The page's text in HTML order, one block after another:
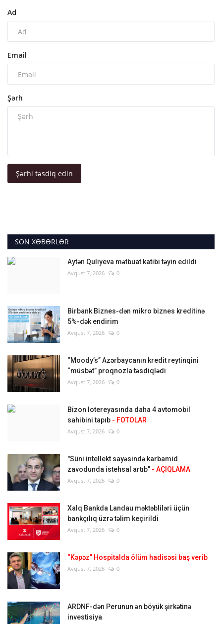
Ad
Email
Şərh
Şərhi təsdiq edin
SON XƏBƏRLƏR
Aytən Quliyeva mətbuat katibi təyin edildi
Avqust 7, 2026 0
Birbank Biznes-dən mikro biznes kreditinə
5%-dək endirim
Avqust 7, 2026 0
“Moody’s” Azərbaycanın kredit reytinqini
“müsbət” proqnozla təsdiqlədi
Avqust 7, 2026 0
Bizon lotereyasında daha 4 avtomobil
sahibini tapıb - FOTOLAR
Avqust 7, 2026 0
"Süni intellekt sayəsində karbamid
zavodunda istehsal artıb" - AÇIQLAMA
Avqust 7, 2026 0
Xalq Bankda Landau məktəbliləri üçün
bankçılıq üzrə təlim keçirildi
Avqust 7, 2026 0
“Kəpəz” Hospitalda ölüm hadisəsi baş verib
Avqust 7, 2026 0
ARDNF-dən Perunun ən böyük şirkətinə
investisiya